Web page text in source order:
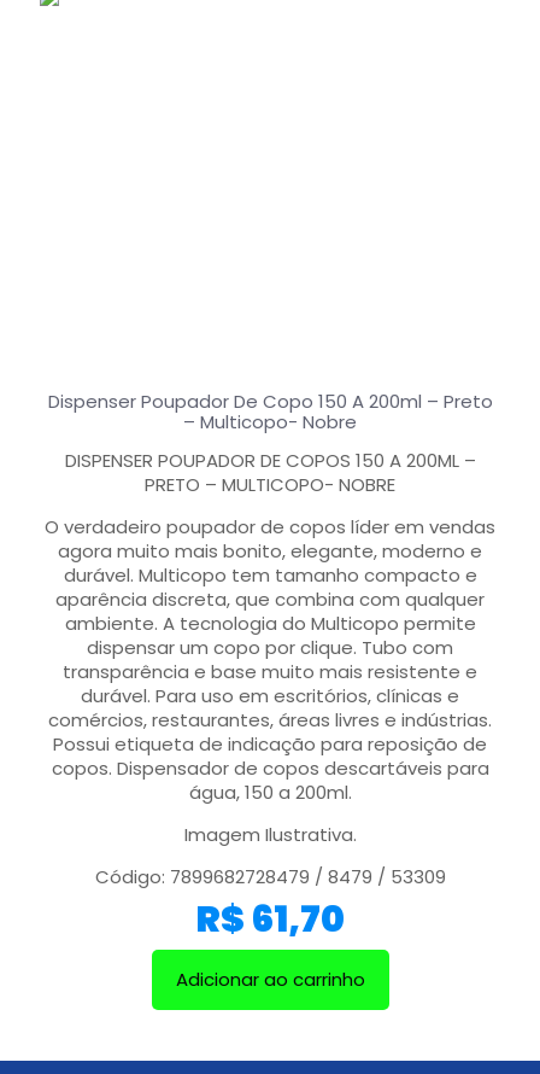
Dispenser Poupador De Copo 150 A 200ml – Preto
– Multicopo- Nobre
DISPENSER POUPADOR DE COPOS 150 A 200ML –
PRETO – MULTICOPO- NOBRE
O verdadeiro poupador de copos líder em vendas
agora muito mais bonito, elegante, moderno e
durável. Multicopo tem tamanho compacto e
aparência discreta, que combina com qualquer
ambiente. A tecnologia do Multicopo permite
dispensar um copo por clique. Tubo com
transparência e base muito mais resistente e
durável. Para uso em escritórios, clínicas e
comércios, restaurantes, áreas livres e indústrias.
Possui etiqueta de indicação para reposição de
copos. Dispensador de copos descartáveis para
água, 150 a 200ml.
Imagem Ilustrativa.
Código: 7899682728479 / 8479 / 53309
R$61,70
Adicionar ao carrinho